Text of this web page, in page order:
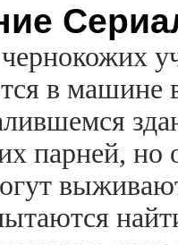
в машине
парней, но